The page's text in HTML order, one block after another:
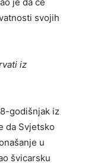
svojih
iz
godišnjak iz
da Svjetsko
u
švicarsku